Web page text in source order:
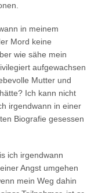
in meinem
Mord keine
wie sähe mein
aufgewachsen
Mutter und
Ich kann nicht
irgendwann in einer
Biografie gesessen
ich irgendwann
Angst umgehen
mein Weg dahin